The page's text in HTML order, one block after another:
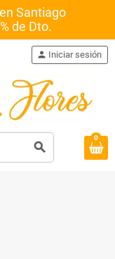
Santiago
de Dto.
search
person Iniciar sesión
0